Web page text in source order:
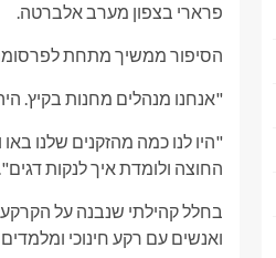
פרארי בצפון מערב אלברטה.
הסיפור ממשיך מתחת
"אנחנו מנהלים מחנות בקיץ.
"היו לנו כמה מהזקנים שלנו
החוצה ולומדת איך לנקות דגים".
בחלל קהילתי שנבנה על
ואנשים עם רקע חינוכי